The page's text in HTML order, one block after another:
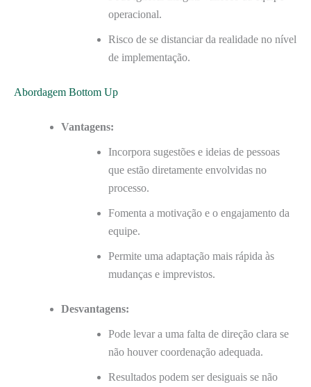
operacional.
Risco de se distanciar da realidade no nível
de implementação.
Abordagem Bottom Up
Vantagens:
Incorpora sugestões e ideias de pessoas
que estão diretamente envolvidas no
processo.
Fomenta a motivação e o engajamento da
equipe.
Permite uma adaptação mais rápida às
mudanças e imprevistos.
Desvantagens:
Pode levar a uma falta de direção clara se
não houver coordenação adequada.
Resultados podem ser desiguais se não